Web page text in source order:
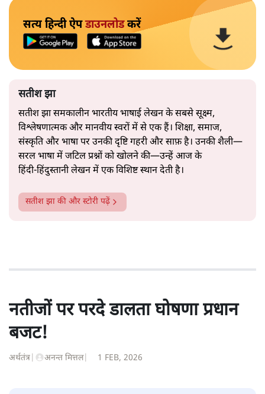
सत्य हिन्दी ऐपडाउनलोडकरें
सतीश झा
सतीश झा समकालीन भारतीय भाषाई लेखन के सबसे सूक्ष्म,
विश्लेषणात्मक और मानवीय स्वरों में से एक हैं। शिक्षा, समाज,
संस्कृति और भाषा पर उनकी दृष्टि गहरी और साफ़ है। उनकी शैली—
सरल भाषा में जटिल प्रश्नों को खोलने की—उन्हें आज के
हिंदी‑हिंदुस्तानी लेखन में एक विशिष्ट स्थान देती है।
सतीश झा की और स्टोरी पढ़ें
नतीजों पर परदे डालता घोषणा प्रधान
बजट!
अर्थतंत्र अनन्त मित्तल| 1 FEB, 2026